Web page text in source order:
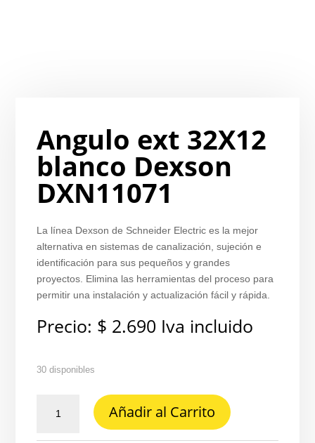
Angulo ext 32X12
blanco Dexson
DXN11071
La línea Dexson de Schneider Electric es la mejor
alternativa en sistemas de canalización, sujeción e
identificación para sus pequeños y grandes
proyectos. Elimina las herramientas del proceso para
permitir una instalación y actualización fácil y rápida.
Precio: $ 2.690 Iva incluido
30 disponibles
Añadir al Carrito